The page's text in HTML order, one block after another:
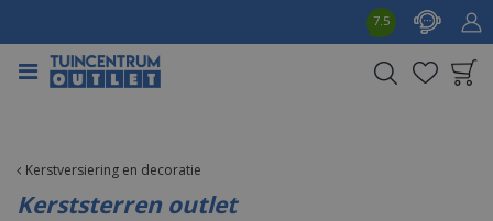
Kerstversiering en decoratie
7.5
Kerststerren outlet